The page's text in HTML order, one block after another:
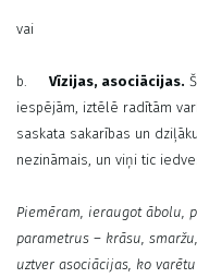
vai
b. Vīzijas, asociācijas.
iespējām, iztēlē radītām
saskata sakarības un
nezināmais, un viņi tic
Piemēram, ieraugot ābolu,
parametrus – krāsu,
uztver asociācijas, ko